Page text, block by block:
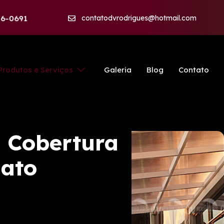
0691 contatodvrodrigues@hotmail.com
e Serviços Galeria Blog Contato
Cobertura